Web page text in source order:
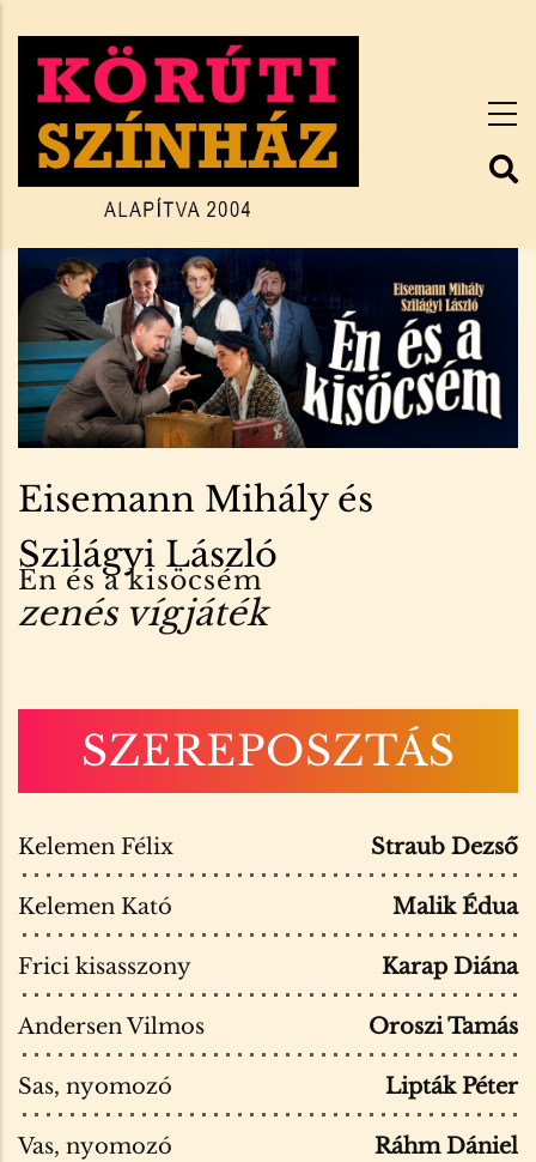
tartalomra
Eisemann Mihály és
Szilágyi László
Én és a kisöcsém
zenés vígjáték
SZEREPOSZTÁS
Kelemen Félix Straub Dezső
Kelemen Kató Malik Édua
Frici kisasszony Karap Diána
Andersen Vilmos Oroszi Tamás
Sas, nyomozó Lipták Péter
Vas, nyomozó Ráhm Dániel